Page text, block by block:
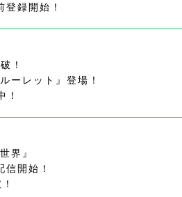
録開始！
！
ーレット』登場！
！
界』
開始！